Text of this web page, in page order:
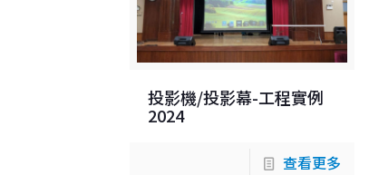
投影機/投影幕-工程實例
2024
查看更多